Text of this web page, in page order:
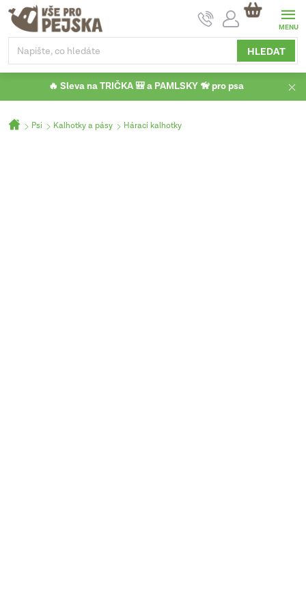
Přejít
obsah
HLEDAT
NÁKUPNÍ
KOŠÍK
🔥 Sleva na TRIČKA 🎒 a PAMLSKY 🦮 pro psa
Domů
Psi Kalhotky a pásy Hárací kalhotky